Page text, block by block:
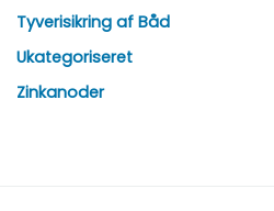
Tyverisikring af Båd
Ukategoriseret
Zinkanoder